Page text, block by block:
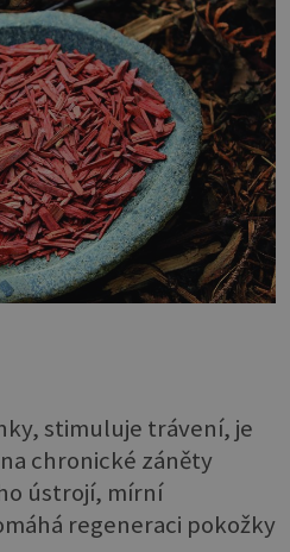
stimuluje trávení, je
chronické záněty
ústrojí, mírní
regeneraci pokožky